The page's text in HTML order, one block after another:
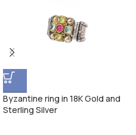
Byzantine ring in 18K Gold and
Sterling Silver